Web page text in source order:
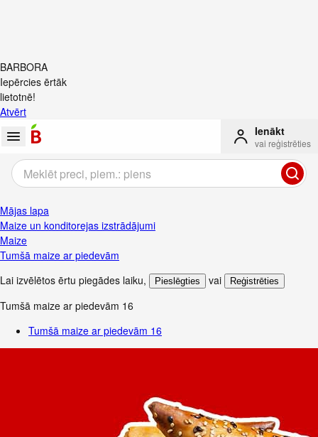
BARBORA
Iepērcies ērtāk
lietotnē!
Atvērt
Ienākt
vai reģistrēties
Mājas lapa
Maize un konditorejas izstrādājumi
Maize
Tumšā maize ar piedevām
Lai izvēlētos ērtu piegādes laiku, Pieslēgties vai Reģistrēties
Tumšā maize ar piedevām 16
Tumšā maize ar piedevām 16